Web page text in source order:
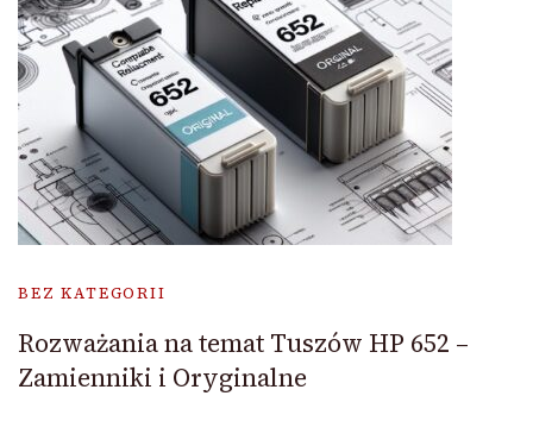
BEZ KATEGORII
Rozważania na temat Tuszów HP 652 –
Zamienniki i Oryginalne